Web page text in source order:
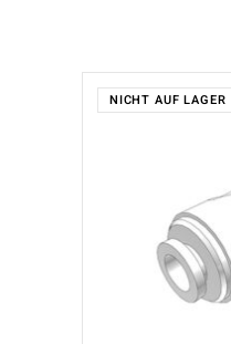
NICHT AUF LAGER